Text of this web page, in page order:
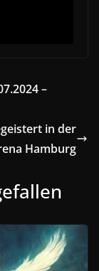
–
in der
Hamburg